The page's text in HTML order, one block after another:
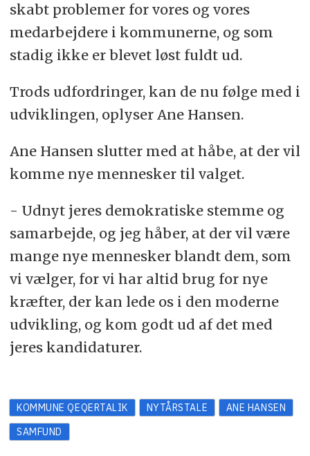
skabt problemer for vores og vores
medarbejdere i kommunerne, og som
stadig ikke er blevet løst fuldt ud.
Trods udfordringer, kan de nu følge med i
udviklingen, oplyser Ane Hansen.
Ane Hansen slutter med at håbe, at der vil
komme nye mennesker til valget.
- Udnyt jeres demokratiske stemme og
samarbejde, og jeg håber, at der vil være
mange nye mennesker blandt dem, som
vi vælger, for vi har altid brug for nye
kræfter, der kan lede os i den moderne
udvikling, og kom godt ud af det med
jeres kandidaturer.
KOMMUNE QEQERTALIK NYTÅRSTALE
ANE HANSEN
SAMFUND